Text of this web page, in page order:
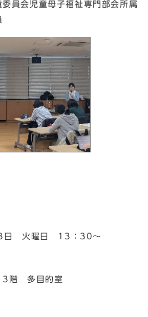
員会児童母子福祉専門部会所属
日 火曜日 13：30～
階 多目的室